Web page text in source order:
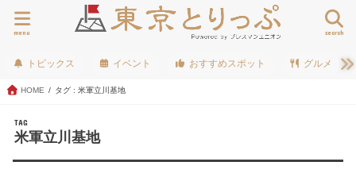
search
menu
トピックス イベント おすすめスポット グルメ
HOME タグ : 米軍立川基地
TAG
米軍立川基地